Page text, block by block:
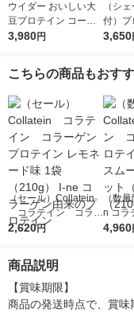
ウイダー おいしい大
豆プロテイン コーヒ
ー味 900g 森永製菓
3,980円
（シ
付）プ
森永
3,650
こちらの商品もおす
（セール）Collatein
コラテイン コラー
ゲンプロテイン レモ
来のプロテイン
2,620円
（数
n コ
ゲンプ
4,960
商品説明
【賞味期限】
商品の発送時点で、賞